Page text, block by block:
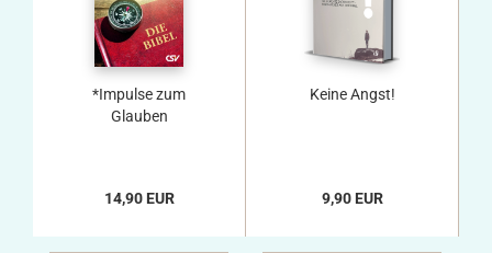
*Impulse zum
Glauben
14,90 EUR
Keine Angst!
9,90 EUR